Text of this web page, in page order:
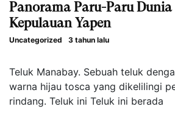
Panorama Paru-Paru
Kepulauan Yapen
Uncategorized 3 tahun lalu
Teluk Manabay. Sebuah teluk
warna hijau tosca yang dikelilingi
rindang. Teluk ini Teluk ini berada